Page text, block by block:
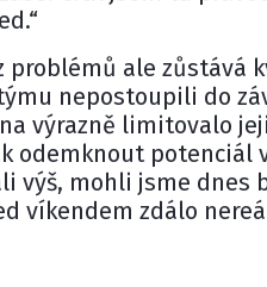
problémů ale zůstává
nepostoupili do
výrazně limitovalo
odemknout potenciál
výš, mohli jsme dnes
víkendem zdálo